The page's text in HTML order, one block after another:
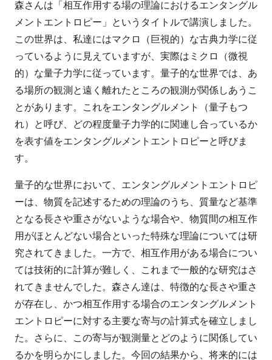
森さんは「相互作用する場の理論におけるエンタングル
メントエントロピー」というタイトルで講演しました。
この世界は、私達にはマクロ（巨視的）な古典力学に従
っているように見えていますが、実際はミクロ（微視
的）な量子力学に従っています。量子的な世界では、あ
る場所の観測と遠く離れたところの観測が関係しあうこ
とがあります。これをエンタングルメント（量子もつ
れ）と呼び、どの程度量子力学的に関連し合っているか
を表す値をエンタングルメントエントロピーと呼びま
す。
量子的な世界において、エンタングルメントエントロピ
ーは、物質を記述するための理論のうち、質量など基準
となる長さや重さがないような場合や、物質間の相互作
用がほとんどない場合といった特殊な理論については研
究されてきました。一方で、相互作用がある場合につい
ては技術的に計算が難しく、これまで一般的な研究はさ
れてきませんでした。森さん達は、特徴的な長さや重さ
が存在し、かつ相互作用する場合のエンタングルメント
エントロピーに対する主要な寄与の計算式を確立しまし
た。さらに、この寄与が観測量とどのように関係してい
るかを明らかにしました。今回の結果から、将来的には